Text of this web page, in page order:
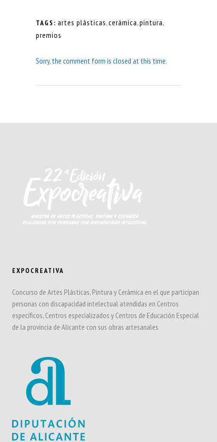
TAGS: artes plásticas,cerámica,pintura,
premios
Sorry, the comment form is closed at this time.
EXPOCREATIVA
Concurso de Artes Plásticas, Pintura y Cerámica en el que participan
personas con discapacidad intelectual atendidas en Centros
específicos, Centros especializados y Centros de Educación Especial
de la provincia de Alicante con sus obras artesanales